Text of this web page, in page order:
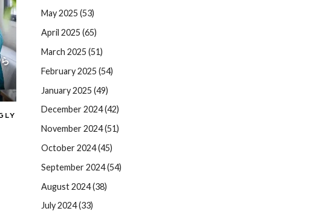
May 2025 (53)
April 2025 (65)
March 2025 (51)
February 2025 (54)
January 2025 (49)
December 2024 (42)
November 2024 (51)
October 2024 (45)
September 2024 (54)
August 2024 (38)
July 2024 (33)